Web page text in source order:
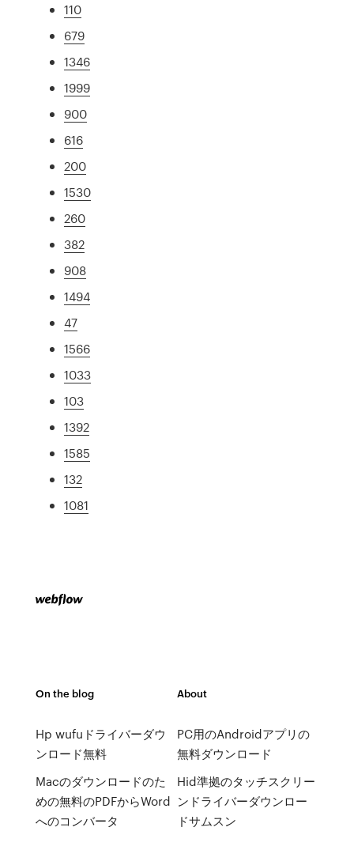
110
679
1346
1999
900
616
200
1530
260
382
908
1494
47
1566
1033
103
1392
1585
132
1081
On the blog
Hp wufuドライバーダウ
ンロード無料
Macのダウンロードのた
めの無料のPDFからWord
へのコンバータ
About
PC用のAndroidアプリの
無料ダウンロード
Hid準拠のタッチスクリー
ンドライバーダウンロー
ドサムスン